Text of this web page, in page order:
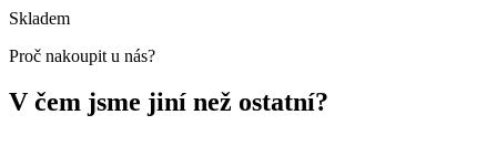
Skladem
Proč nakoupit u nás?
V čem jsme jiní než ostatní?